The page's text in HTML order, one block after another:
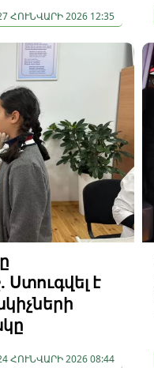
ՀՈՒՆՎԱՐԻ 2026 12:35
Ստուգվել է
ՀՈՒՆՎԱՐԻ 2026 08:44